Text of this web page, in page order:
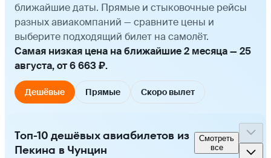
ближайшие даты. Прямые и стыковочные рейсы
разных авиакомпаний — сравните цены и
выберите подходящий билет на самолёт.
Самая низкая цена на ближайшие 2 месяца — 25
августа, от 6 663 ₽.
Дешёвые Прямые Скоро вылет
Топ-10 дешёвых авиабилетов из
Пекина в Чунцин
Смотреть
все